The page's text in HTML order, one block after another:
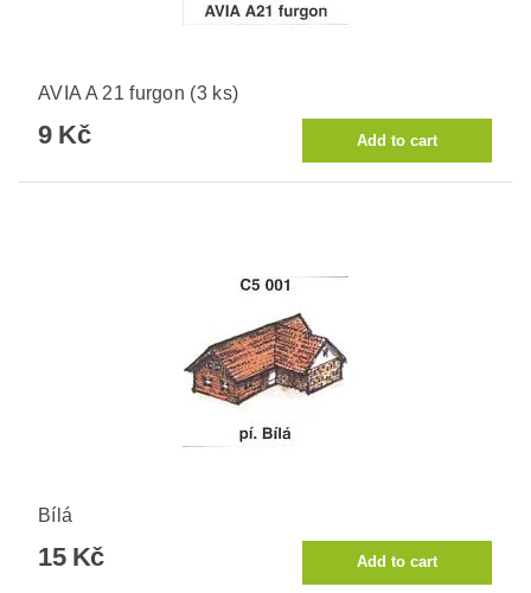
AVIA A 21 furgon (3 ks)
9 Kč
Bílá
15 Kč